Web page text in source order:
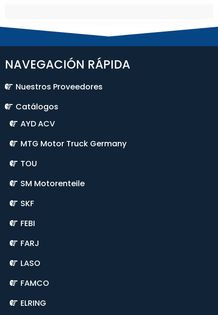
NAVEGACIÓN RÁPIDA
Nuestros Proveedores
Catálogos
AYD ACV
MTG Motor Truck Germany
TOU
SM Motorenteile
SKF
FEBI
FARJ
LASO
FAMCO
ELRING